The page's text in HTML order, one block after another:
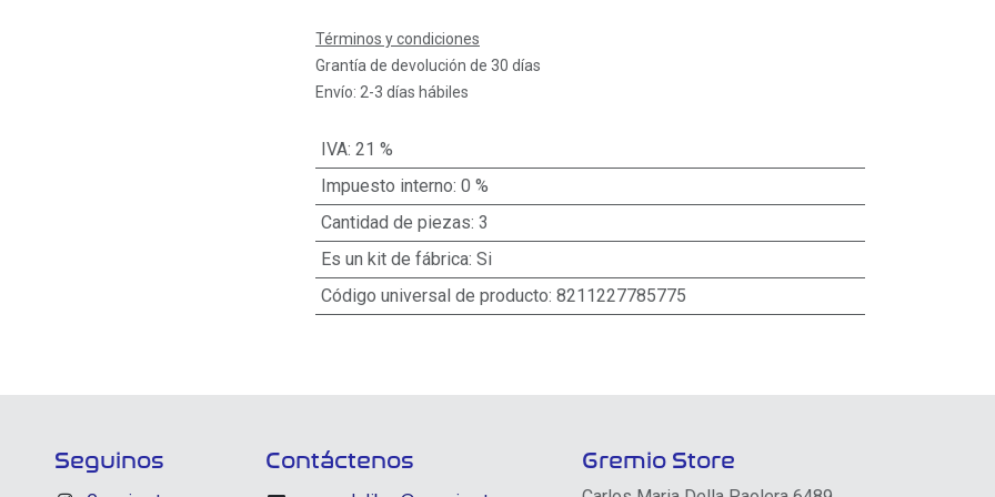
Términos y condiciones
Grantía de devolución de 30 días
Envío: 2-3 días hábiles
IVA: 21 %
Impuesto interno: 0 %
Cantidad de piezas: 3
Es un kit de fábrica: Si
Código universal de producto: 8211227785775
Seguinos Contáctenos Gremio Store